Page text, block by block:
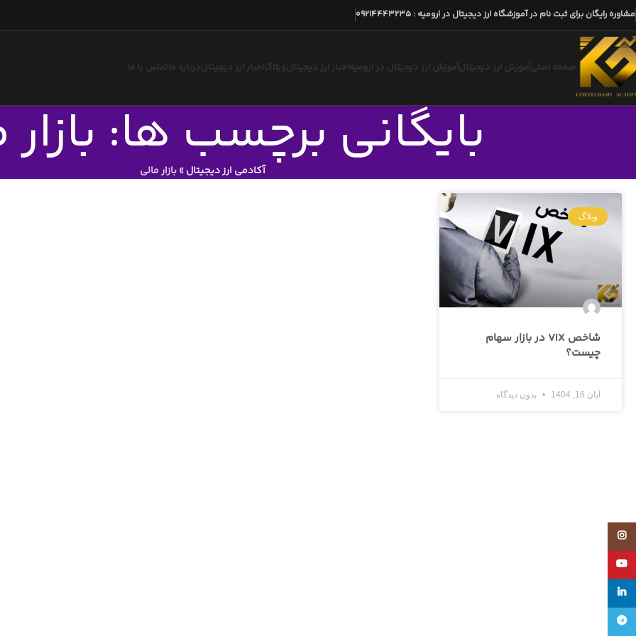
مشاوره رایگان برای ثبت نام در آموزشگاه ارز دیجیتال در ارومیه :
09214443235
صفحه اصلیآموزش ارز دیجیتالآموزش ارز دیجیتال در ارومیه اخبار ارز دیجیتالوبلاگ اخبار ارز دیجیتالدرباره ماتماس با ما
بایگانی برچسب ها: بازار
آکادمی ارز دیجیتال»بازار مالی
وبلاگ
شاخص VIX در بازار سهام
چیست؟
آبان 16, 1404 بدون دیدگاه